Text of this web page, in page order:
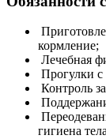
кормление;
Лечебная
Прогулки
Контроль
гигиена